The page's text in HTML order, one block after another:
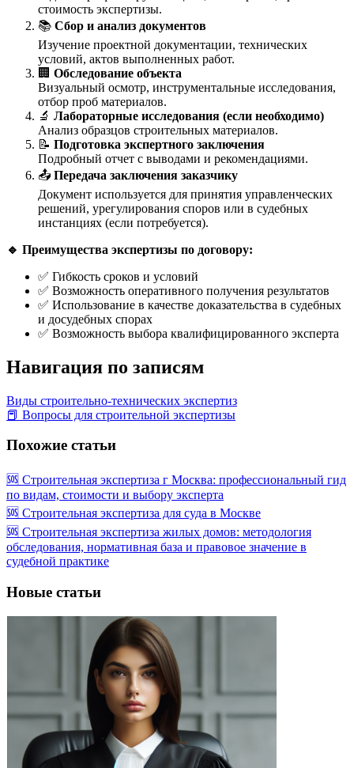
стоимость экспертизы.
📚 Сбор и анализ документов
Изучение проектной документации, технических
условий, актов выполненных работ.
🏢 Обследование объекта
Визуальный осмотр, инструментальные исследования,
отбор проб материалов.
🔬 Лабораторные исследования (если необходимо)
Анализ образцов строительных материалов.
📝 Подготовка экспертного заключения
Подробный отчет с выводами и рекомендациями.
📤 Передача заключения заказчику
Документ используется для принятия управленческих
решений, урегулирования споров или в судебных
инстанциях (если потребуется).
🔹 Преимущества экспертизы по договору:
✅ Гибкость сроков и условий
✅ Возможность оперативного получения результатов
✅ Использование в качестве доказательства в судебных
и досудебных спорах
✅ Возможность выбора квалифицированного эксперта
Навигация по записям
Виды строительно-технических экспертиз
📕 Вопросы для строительной экспертизы
Похожие статьи
🆘 Строительная экспертиза г Москва: профессиональный гид
по видам, стоимости и выбору эксперта
🆘 Строительная экспертиза для суда в Москве
🆘 Строительная экспертиза жилых домов: методология
обследования, нормативная база и правовое значение в
судебной практике
Новые статьи